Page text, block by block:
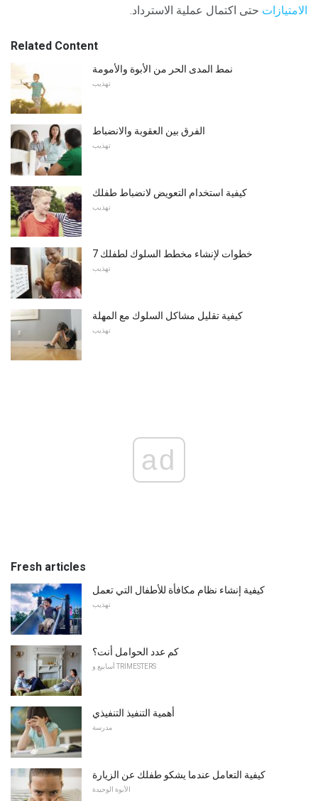
الامتيازات حتى اكتمال عملية الاسترداد.
Related Content
نمط المدى الحر من الأبوة والأمومة
تهذيب
الفرق بين العقوبة والانضباط
تهذيب
كيفية استخدام التعويض لانضباط طفلك
تهذيب
7 خطوات لإنشاء مخطط السلوك لطفلك
تهذيب
كيفية تقليل مشاكل السلوك مع المهلة
تهذيب
ad
Fresh articles
كيفية إنشاء نظام مكافأة للأطفال التي تعمل
تهذيب
كم عدد الحوامل أنت؟
أسابيع و TRIMESTERS
أهمية التنفيذ التنفيذي
مدرسة
كيفية التعامل عندما يشكو طفلك عن الزيارة
الأبوة الوحيدة